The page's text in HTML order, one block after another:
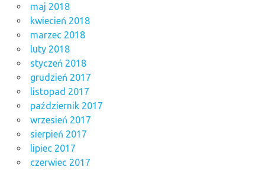
maj 2018
kwiecień 2018
marzec 2018
luty 2018
styczeń 2018
grudzień 2017
listopad 2017
październik 2017
wrzesień 2017
sierpień 2017
lipiec 2017
czerwiec 2017